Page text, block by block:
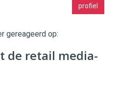
profiel
gereageerd op:
de retail media-